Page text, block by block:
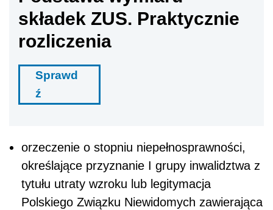
składek ZUS. Praktycznie
rozliczenia
Sprawd
ź
orzeczenie o stopniu niepełnosprawności,
określające przyznanie I grupy inwalidztwa z
tytułu utraty wzroku lub legitymacja
Polskiego Związku Niewidomych zawierająca